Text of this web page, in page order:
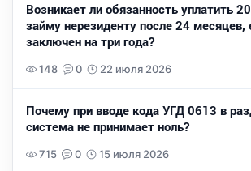
Возникает ли обязанность уплатить
займу нерезиденту после 24 месяцев,
заключен на три года?
148 0 22 июля 2026
Почему при вводе кода УГД 0613 в
система не принимает ноль?
715 0 15 июля 2026